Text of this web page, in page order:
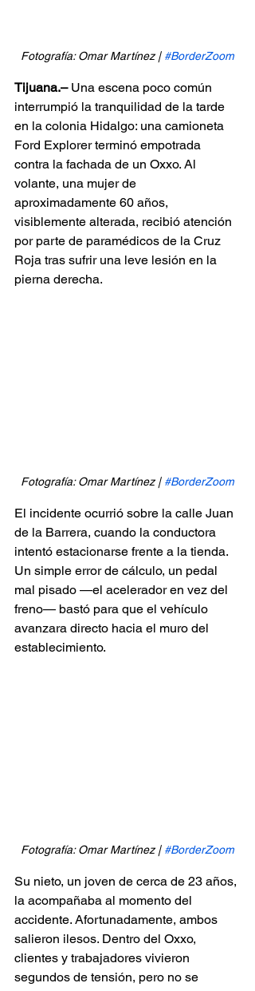
Fotografía: Omar Martínez | #BorderZoom
Tijuana.– Una escena poco común
interrumpió la tranquilidad de la tarde
en la colonia Hidalgo: una camioneta
Ford Explorer terminó empotrada
contra la fachada de un Oxxo. Al
volante, una mujer de
aproximadamente 60 años,
visiblemente alterada, recibió atención
por parte de paramédicos de la Cruz
Roja tras sufrir una leve lesión en la
pierna derecha.
Fotografía: Omar Martínez | #BorderZoom
El incidente ocurrió sobre la calle Juan
de la Barrera, cuando la conductora
intentó estacionarse frente a la tienda.
Un simple error de cálculo, un pedal
mal pisado —el acelerador en vez del
freno— bastó para que el vehículo
avanzara directo hacia el muro del
establecimiento.
Fotografía: Omar Martínez | #BorderZoom
Su nieto, un joven de cerca de 23 años,
la acompañaba al momento del
accidente. Afortunadamente, ambos
salieron ilesos. Dentro del Oxxo,
clientes y trabajadores vivieron
segundos de tensión, pero no se